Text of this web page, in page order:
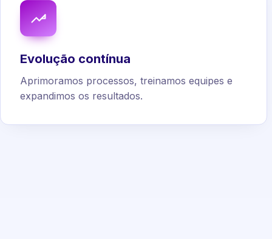
Evolução contínua
Aprimoramos processos, treinamos equipes e
expandimos os resultados.